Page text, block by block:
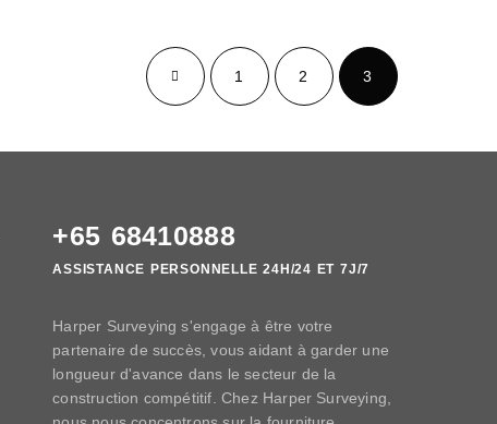
1 2 3
+65 68410888
ASSISTANCE PERSONNELLE 24H/24 ET 7J/7
Harper Surveying s'engage à être votre
partenaire de succès, vous aidant à garder une
longueur d'avance dans le secteur de la
construction compétitif. Chez Harper Surveying,